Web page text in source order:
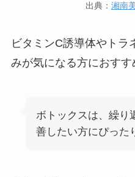
出典： 湘南
ビタミンC誘導体やトラ
みが気になる方におすす
ボトックスは、繰り
善したい方にぴった